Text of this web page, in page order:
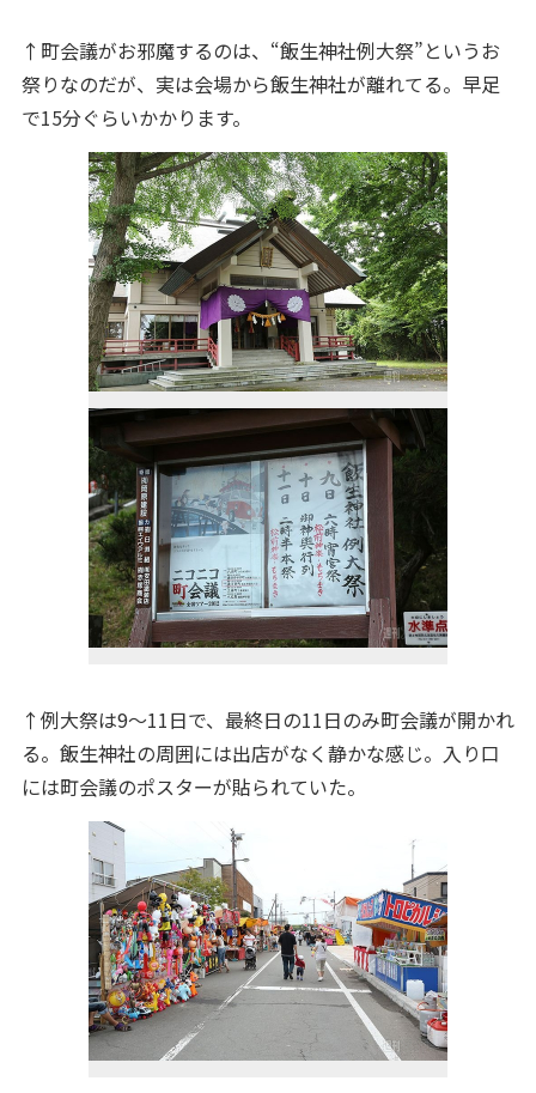
↑町会議がお邪魔するのは、“飯生神社例大祭”というお
祭りなのだが、実は会場から飯生神社が離れてる。早足
で15分ぐらいかかります。
↑例大祭は9～11日で、最終日の11日のみ町会議が開かれ
る。飯生神社の周囲には出店がなく静かな感じ。入り口
には町会議のポスターが貼られていた。